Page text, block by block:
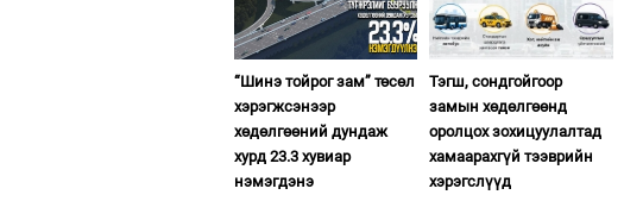
“Шинэ тойрог зам” төсөл
хэрэгжсэнээр
хөдөлгөөний дундаж
хурд 23.3 хувиар
нэмэгдэнэ
Тэгш, сондгойгоор
замын хөдөлгөөнд
оролцох зохицуулалтад
хамаарахгүй тээврийн
хэрэгслүүд